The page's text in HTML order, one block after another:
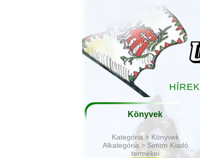
HÍREK
Könyvek
Kategória > Könyvek
Alkategória > Simon Kiadó
termékei